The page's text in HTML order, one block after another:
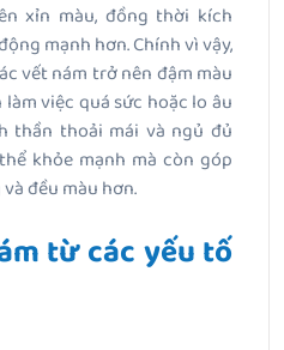
xỉn màu, đồng thời kích
mạnh hơn. Chính vì vậy,
vết nám trở nên đậm màu
việc quá sức hoặc lo âu
thần thoải mái và ngủ đủ
khỏe mạnh mà còn góp
đều màu hơn.
từ các yếu tố